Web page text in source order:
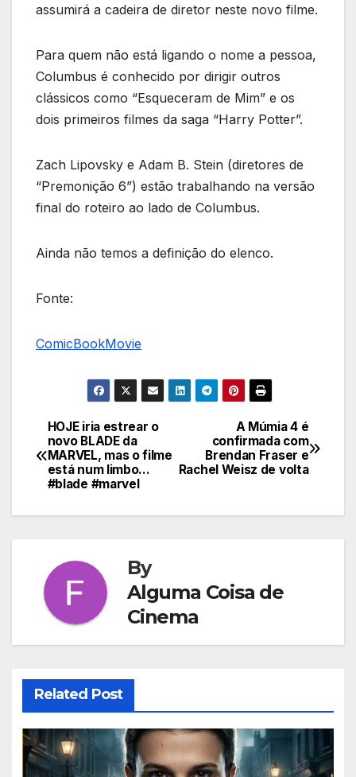
assumirá a cadeira de diretor neste novo filme.
Para quem não está ligando o nome a pessoa,
Columbus é conhecido por dirigir outros
clássicos como “Esqueceram de Mim” e os
dois primeiros filmes da saga “Harry Potter”.
Zach Lipovsky e Adam B. Stein (diretores de
“Premonição 6”) estão trabalhando na versão
final do roteiro ao lado de Columbus.
Ainda não temos a definição do elenco.
Fonte:
ComicBookMovie
Navegação
de
A Múmia 4 é
confirmada com
Brendan Fraser e
Rachel Weisz de volta
HOJE iria estrear o
novo BLADE da
MARVEL, mas o filme
está num limbo…
#blade #marvel
By
Alguma Coisa de
Cinema
Related Post